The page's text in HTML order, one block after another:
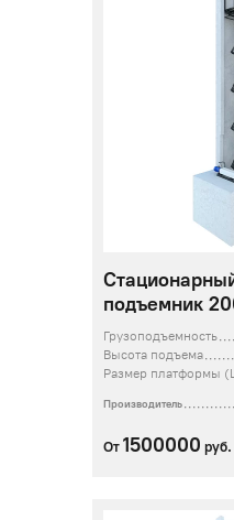
подъемник
Грузоподъемность
Высота подъема
Размер платформы
Производитель
От 1500000 руб.